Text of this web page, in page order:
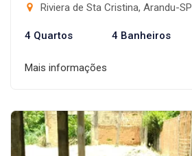
Riviera de Sta Cristina, Arandu-SP
4 Quartos 4 Banheiros
Mais informações